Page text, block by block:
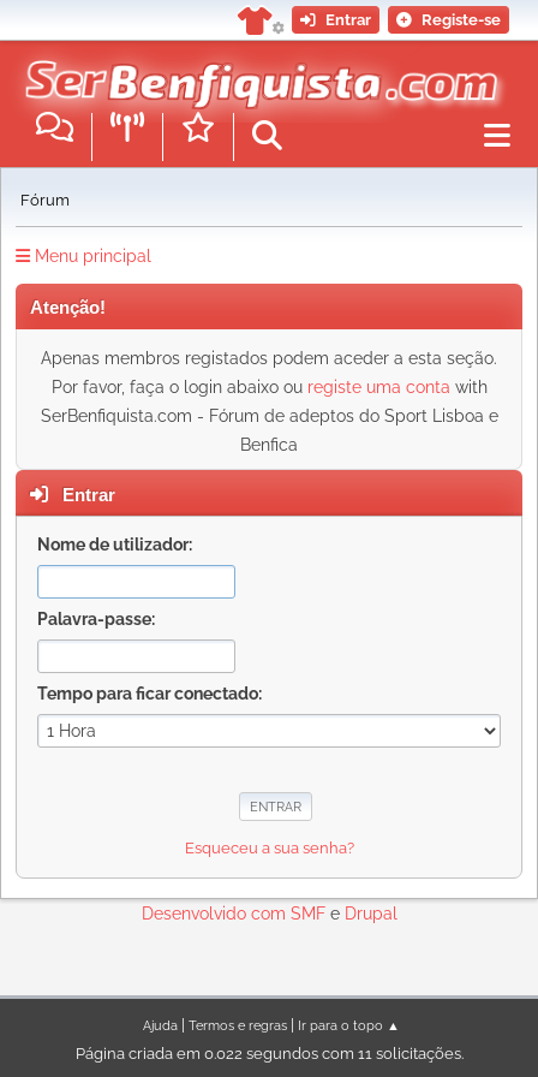
Entrar Registe-se
Fórum
Menu principal
Atenção!
Apenas membros registados podem aceder a esta seção.
Por favor, faça o login abaixo ou registe uma conta with
SerBenfiquista.com - Fórum de adeptos do Sport Lisboa e
Benfica
Entrar
Nome de utilizador:
Palavra-passe:
Tempo para ficar conectado:
Esqueceu a sua senha?
Desenvolvido com SMFe Drupal
Ajuda| Termos e regras| Ir para o topo ▲
Página criada em 0.022 segundos com 11 solicitações.